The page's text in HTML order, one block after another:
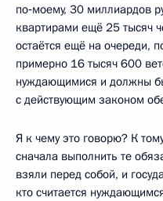
по‑моему, 30 миллиардов
квартирами ещё 25 тысяч
остаётся ещё на очереди,
примерно 16 тысяч 600
нуждающимися и должны
с действующим законом
Я к чему это говорю? К
сначала выполнить те
взяли перед собой, и
кто считается